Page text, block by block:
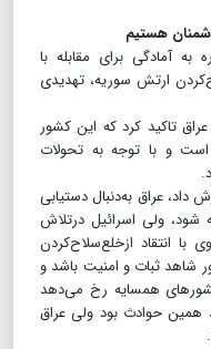
هستیم
آمادگی برای مقابله با
ارتش سوریه، تهدیدی
تاکید کرد که این کشور
و با توجه به تحولات
داد، عراق به‌دنبال دستیابی
ولی اسرائیل درتلاش
انتقاد ازخلع‌سلاح‌کردن
شاهد ثبات و امنیت باشد و
همسایه رخ می‌دهد
در سال ۲۰۱۴ نیز شاهد همین حوادث بود ولی عراق